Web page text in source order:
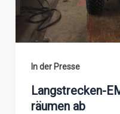
In der Presse
Langstrecken-
räumen ab